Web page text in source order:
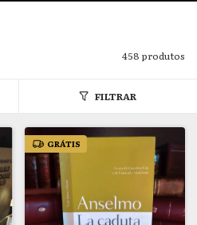
458 produtos
FILTRAR
GRÁTIS